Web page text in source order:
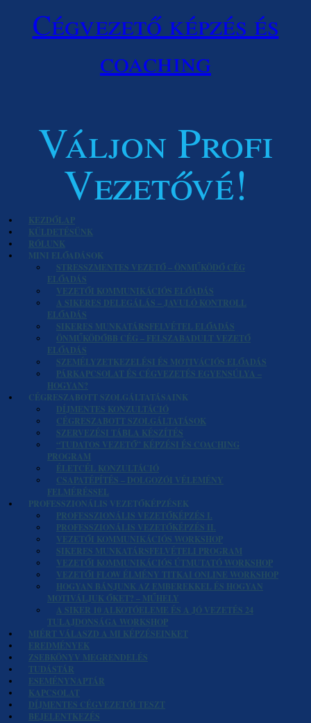
Cégvezető képzés és
coaching
Váljon Profi
Vezetővé!
KEZDŐLAP
KÜLDETÉSÜNK
RÓLUNK
MINI ELŐADÁSOK
STRESSZMENTES VEZETŐ – ÖNMŰKÖDŐ CÉG
ELŐADÁS
VEZETŐI KOMMUNIKÁCIÓS ELŐADÁS
A SIKERES DELEGÁLÁS – JAVULÓ KONTROLL
ELŐADÁS
SIKERES MUNKATÁRSFELVÉTEL ELŐADÁS
ÖNMŰKÖDŐBB CÉG – FELSZABADULT VEZETŐ
ELŐADÁS
SZEMÉLYZETKEZELÉSI ÉS MOTIVÁCIÓS ELŐADÁS
PÁRKAPCSOLAT ÉS CÉGVEZETÉS EGYENSÚLYA –
HOGYAN?
CÉGRESZABOTT SZOLGÁLTATÁSAINK
DÍJMENTES KONZULTÁCIÓ
CÉGRESZABOTT SZOLGÁLTATÁSOK
SZERVEZÉSI TÁBLA KÉSZÍTÉS
“TUDATOS VEZETŐ” KÉPZÉSI ÉS COACHING
PROGRAM
ÉLETCÉL KONZULTÁCIÓ
CSAPATÉPÍTÉS – DOLGOZÓI VÉLEMÉNY
FELMÉRÉSSEL
PROFESSZIONÁLIS VEZETŐKÉPZÉSEK
PROFESSZIONÁLIS VEZETŐKÉPZÉS I.
PROFESSZIONÁLIS VEZETŐKÉPZÉS II.
VEZETŐI KOMMUNIKÁCIÓS WORKSHOP
SIKERES MUNKATÁRSFELVÉTELI PROGRAM
VEZETŐI KOMMUNIKÁCIÓS ÚTMUTATÓ WORKSHOP
VEZETŐI FLOW ÉLMÉNY TITKAI ONLINE WORKSHOP
HOGYAN BÁNJUNK AZ EMBEREKKEL ÉS HOGYAN
MOTIVÁLJUK ŐKET? – MŰHELY
A SIKER 10 ALKOTÓELEME ÉS A JÓ VEZETÉS 24
TULAJDONSÁGA WORKSHOP
MIÉRT VÁLASZD A MI KÉPZÉSEINKET
EREDMÉNYEK
ZSEBKÖNYV MEGRENDELÉS
TUDÁSTÁR
ESEMÉNYNAPTÁR
KAPCSOLAT
DÍJMENTES CÉGVEZETŐI TESZT
BEJELENTKEZÉS